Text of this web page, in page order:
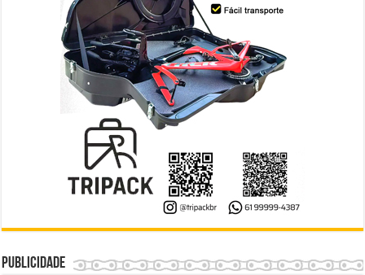
Publicidade